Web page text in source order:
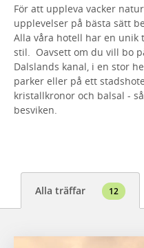
För att uppleva vacker
upplevelser på bästa sätt
Alla våra hotell har en unik
stil. Oavsett om du vill bo
Dalslands kanal, i en stor
parker eller på ett
kristallkronor och balsal -
besviken.
Alla träffar 12